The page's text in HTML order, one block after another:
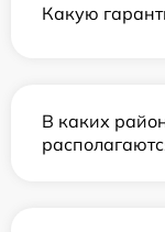
Какую
В каких